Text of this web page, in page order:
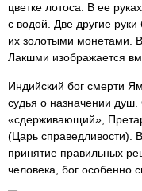
цветке лотоса. В ее
с водой. Две другие
их золотыми монетами.
Лакшми изображается
Индийский бог смерти
судья о назначении душ.
«сдерживающий»,
(Царь справедливости).
принятие правильных
человека, бог особенно